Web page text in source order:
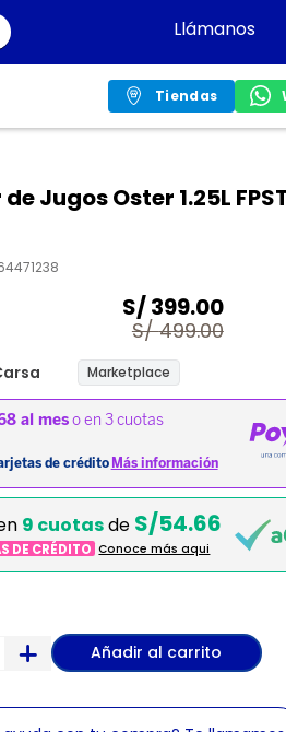
Llámanos
Tiendas
Jugos Oster 1.25L
S/399.00
S/499.00
Marketplace
9 cuotasde S/54.66
DE CRÉDITO Conoce más aqui
Añadir al carrito